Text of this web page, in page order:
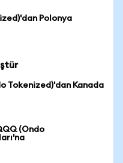
Polonya
Tokenized)'dan Kanada
(Ondo